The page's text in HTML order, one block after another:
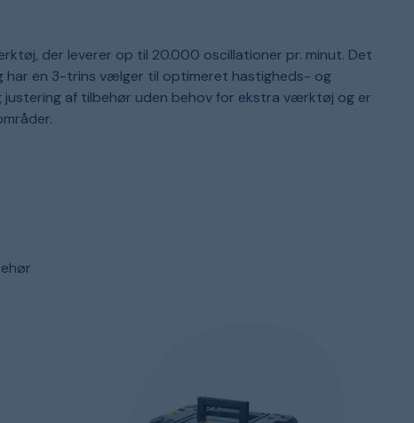
der leverer op til 20.000 oscillationer pr. minut. Det
en 3-trins vælger til optimeret hastigheds- og
af tilbehør uden behov for ekstra værktøj og er